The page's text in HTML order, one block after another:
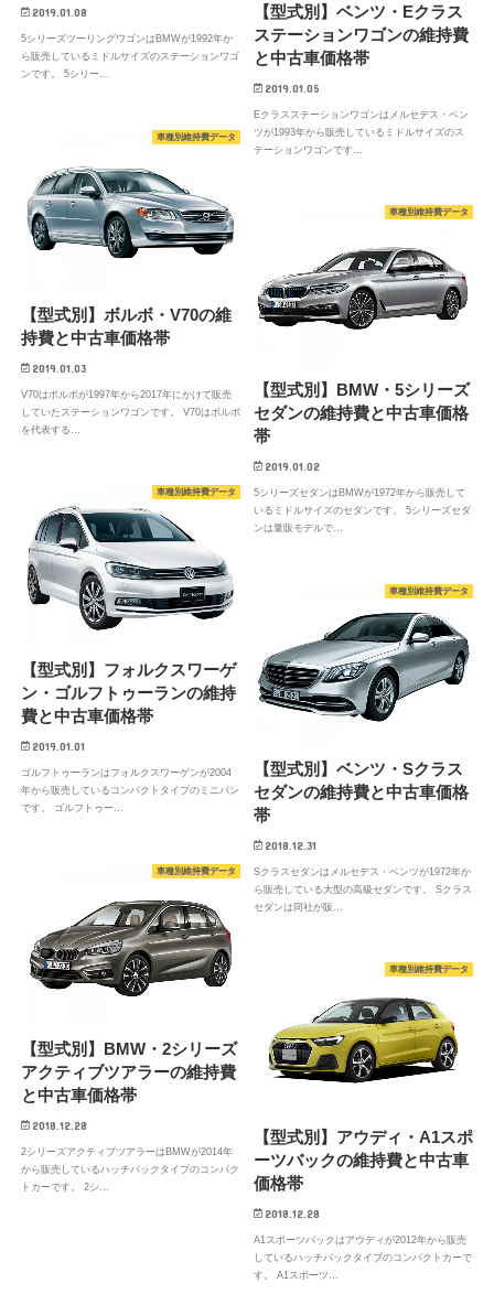
2019.01.08
5シリーズツーリングワゴンはBMWが1992年か
ら販売しているミドルサイズのステーションワゴ
ンです。 5シリー…
【型式別】ベンツ・Eクラス
ステーションワゴンの維持費
と中古車価格帯
2019.01.05
Eクラスステーションワゴンはメルセデス・ベン
ツが1993年から販売しているミドルサイズのス
テーションワゴンです…
車種別維持費データ
【型式別】ボルボ・V70の維
持費と中古車価格帯
2019.01.03
V70はボルボが1997年から2017年にかけて販売
していたステーションワゴンです。 V70はボルボ
を代表する…
車種別維持費データ
【型式別】BMW・5シリーズ
セダンの維持費と中古車価格
帯
2019.01.02
5シリーズセダンはBMWが1972年から販売して
いるミドルサイズのセダンです。 5シリーズセダ
ンは量販モデルで…
車種別維持費データ
【型式別】フォルクスワーゲ
ン・ゴルフトゥーランの維持
費と中古車価格帯
2019.01.01
ゴルフトゥーランはフォルクスワーゲンが2004
年から販売しているコンパクトタイプのミニバン
です。 ゴルフトゥー…
車種別維持費データ
【型式別】ベンツ・Sクラス
セダンの維持費と中古車価格
帯
2018.12.31
Sクラスセダンはメルセデス・ベンツが1972年か
ら販売している大型の高級セダンです。 Sクラス
セダンは同社が販…
車種別維持費データ
【型式別】BMW・2シリーズ
アクティブツアラーの維持費
と中古車価格帯
2018.12.28
2シリーズアクティブツアラーはBMWが2014年
から販売しているハッチバックタイプのコンパク
トカーです。 2シ…
車種別維持費データ
【型式別】アウディ・A1スポ
ーツバックの維持費と中古車
価格帯
2018.12.28
A1スポーツバックはアウディが2012年から販売
しているハッチバックタイプのコンパクトカーで
す。 A1スポーツ…